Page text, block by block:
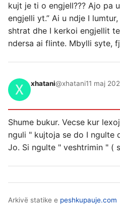
kujt je ti o engjell??? Ajo pa
engjelli yt.” Ai u ndje I
shtrat dhe I kerkoi engjellit
ndersa ai flinte. Mbylli syte,
xhatani@xhatani11 maj
Shume bukur. Vecse kur
nguli " kujtoja se do I ngulte
Jo. Si ngulte " veshtrimin " (
Arkivë statike e peshkupauje.com